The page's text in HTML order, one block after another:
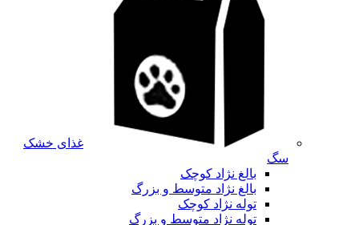
غذای خشک
سگ
بالغ نژاد کوچک
بالغ نژاد متوسط و بزرگ
توله نژاد کوچک
توله نژاد متوسط و بزرگ